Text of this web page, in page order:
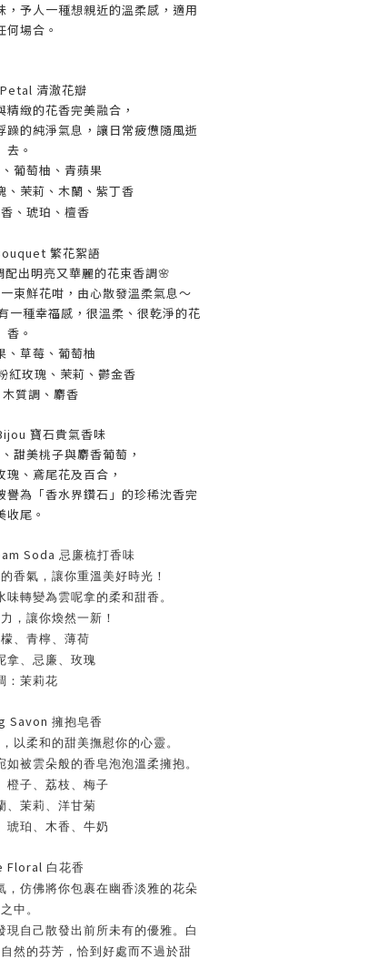
，予人一種想親近的溫柔感，適用
何場合。
清澈花瓣
緻的花香完美融合，
的純淨氣息，讓日常疲憊隨風逝
去。
葡萄柚、青蘋果
、茉莉、木蘭 、 紫丁香
、琥珀、檀香
繁花絮語
出明亮又華麗的花束香調🌸
束鮮花咁，由心散發溫柔氣息～
種幸福感，很溫柔、很乾淨的花
香。
、草莓、葡萄柚
紅玫瑰、茉莉、鬱金香
質調、麝香
寶石貴氣香味
甜美桃子與麝香葡萄，
瑰、鳶尾花及百合，
為「香水界鑽石」的珍稀沈香完
收尾。
Soda 忌廉梳打香味
香氣，讓你重溫美好時光！
轉變為雲呢拿的柔和甜香。
，讓你煥然一新！
、青檸、薄荷
拿、忌廉、玫瑰
：茉莉花
Savon 擁抱皂香
以柔和的甜美撫慰你的心靈。
被雲朵般的香皂泡泡溫柔擁抱。
橙子、荔枝、梅子
、茉莉、洋甘菊
琥珀、木香、牛奶
Floral 白花香
，仿佛將你包裹在幽香淡雅的花朵
之中。
現自己散發出前所未有的優雅。白
然的芬芳，恰到好處而不過於甜